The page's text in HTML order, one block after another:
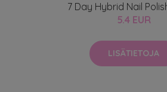
7 Day Hybrid Nail
5.4 EUR
LISÄTIETOJA